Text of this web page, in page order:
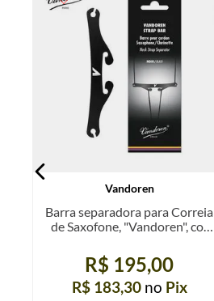
Vandoren
Barra separadora para Correia
de Saxofone, "Vandoren", cor
R$ 195,00
R$ 183,30 no Pix